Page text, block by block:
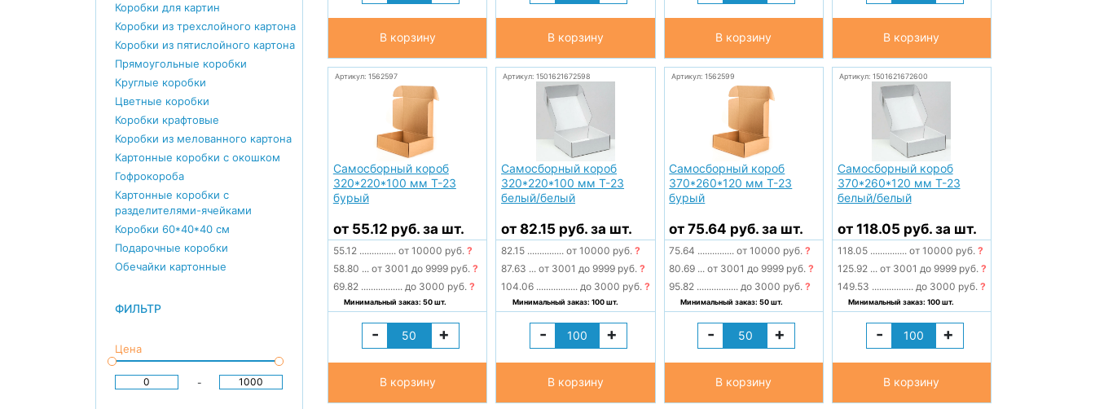
Коробки для картин
Коробки из трехслойного картона
Коробки из пятислойного картона
Прямоугольные коробки
Круглые коробки
Цветные коробки
Коробки крафтовые
Коробки из мелованного картона
Картонные коробки с окошком
Гофрокороба
Картонные коробки с
разделителями-ячейками
Коробки 60*40*40 см
Подарочные коробки
Обечайки картонные
ФИЛЬТР
Цена
-
В корзину В корзину В корзину В корзину
Артикул: 1562597
Самосборный короб
320*220*100 мм Т-23
бурый
от 55.12 руб. за шт.
55.12 ............... от 10000 руб. ?
58.80 ... от 3001 до 9999 руб. ?
69.82 ................. до 3000 руб. ?
Минимальный заказ: 50 шт.
- +
В корзину
Артикул: 1501621672598
Самосборный короб
320*220*100 мм Т-23
белый/белый
от 82.15 руб. за шт.
82.15 ............... от 10000 руб.?
87.63 ... от 3001 до 9999 руб.?
104.06 ................. до 3000 руб.?
Минимальный заказ: 100 шт.
- +
В корзину
Артикул: 1562599
Самосборный короб
370*260*120 мм Т-23
бурый
от 75.64 руб. за шт.
75.64 ............... от 10000 руб.?
80.69 ... от 3001 до 9999 руб.?
95.82 ................. до 3000 руб.?
Минимальный заказ: 50 шт.
- +
В корзину
Артикул: 1501621672600
Самосборный короб
370*260*120 мм Т-23
белый/белый
от 118.05 руб. за шт.
118.05 ............... от 10000 руб. ?
125.92 ... от 3001 до 9999 руб. ?
149.53 ................. до 3000 руб. ?
Минимальный заказ: 100 шт.
- +
В корзину